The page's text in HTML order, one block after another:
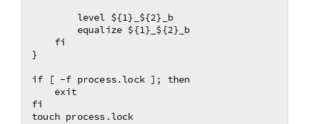
        level ${1}_${2}_b
        equalize ${1}_${2}_b
    fi
}
if [ -f process.lock ]; then
    exit
fi
touch process.lock